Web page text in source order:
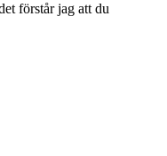
förstår jag att du